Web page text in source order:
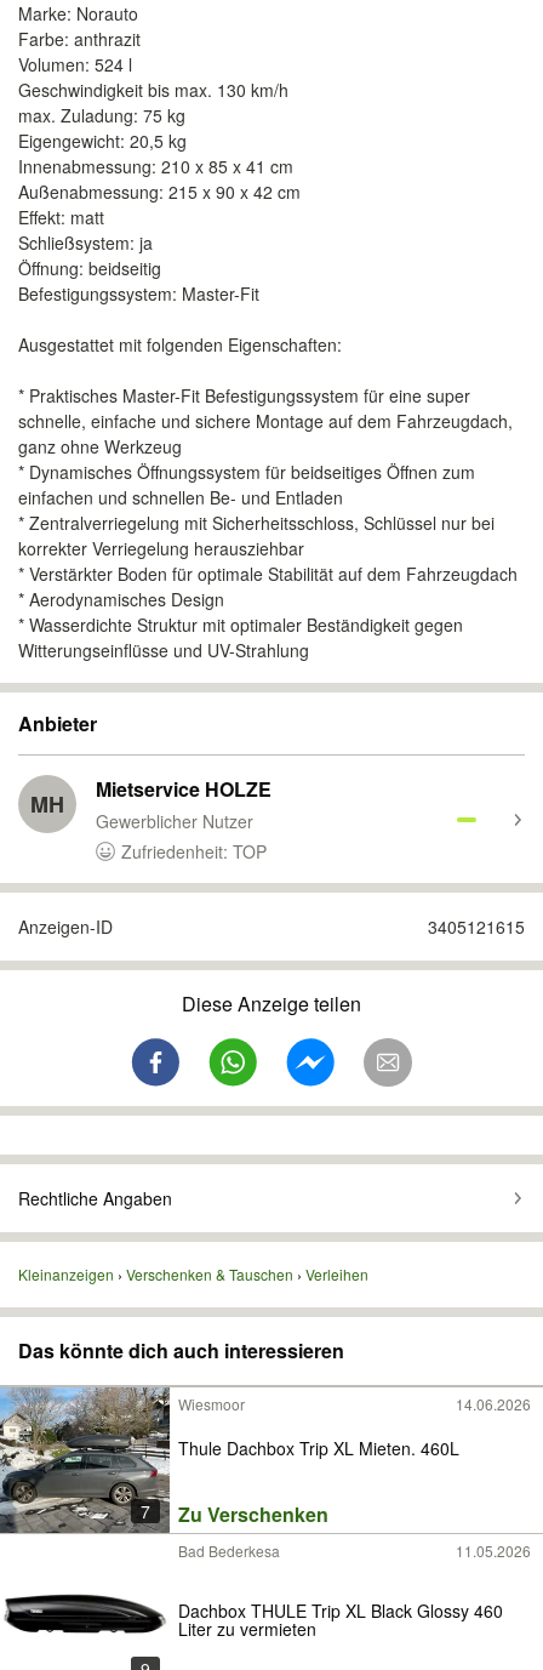
Marke: Norauto
Farbe: anthrazit
Volumen: 524 l
Geschwindigkeit bis max. 130 km/h
max. Zuladung: 75 kg
Eigengewicht: 20,5 kg
Innenabmessung: 210 x 85 x 41 cm
Außenabmessung: 215 x 90 x 42 cm
Effekt: matt
Schließsystem: ja
Öffnung: beidseitig
Befestigungssystem: Master-Fit
Ausgestattet mit folgenden Eigenschaften:
* Praktisches Master-Fit Befestigungssystem für eine super
schnelle, einfache und sichere Montage auf dem Fahrzeugdach,
ganz ohne Werkzeug
* Dynamisches Öffnungssystem für beidseitiges Öffnen zum
einfachen und schnellen Be- und Entladen
* Zentralverriegelung mit Sicherheitsschloss, Schlüssel nur bei
korrekter Verriegelung herausziehbar
* Verstärkter Boden für optimale Stabilität auf dem Fahrzeugdach
* Aerodynamisches Design
* Wasserdichte Struktur mit optimaler Beständigkeit gegen
Witterungseinflüsse und UV-Strahlung
Anbieter
MH Mietservice HOLZE
Gewerblicher Nutzer
Zufriedenheit: TOP
Anzeigen-ID 3405121615
Diese Anzeige teilen
Rechtliche Angaben
Kleinanzeigen Verschenken & Tauschen Verleihen
Das könnte dich auch interessieren
7
Wiesmoor 14.06.2026
Thule Dachbox Trip XL Mieten. 460L
Zu Verschenken
Bad Bederkesa 11.05.2026
Dachbox THULE Trip XL Black Glossy 460
Liter zu vermieten